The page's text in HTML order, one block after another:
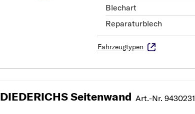
Blechart
Reparaturblech
Fahrzeugtypen
DIEDERICHS Seitenwand Art.-Nr. 9430231